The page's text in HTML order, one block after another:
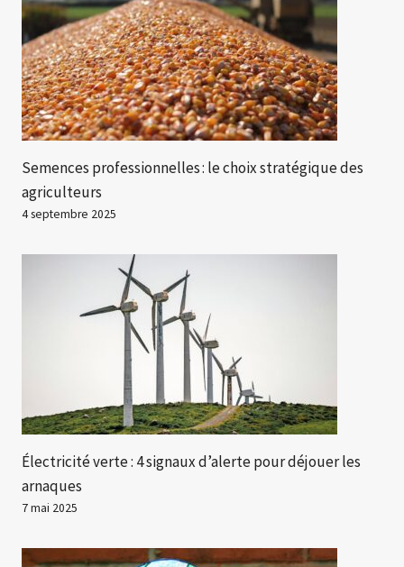
Semences professionnelles : le choix stratégique des
agriculteurs
4 septembre 2025
Électricité verte : 4 signaux d’alerte pour déjouer les
arnaques
7 mai 2025